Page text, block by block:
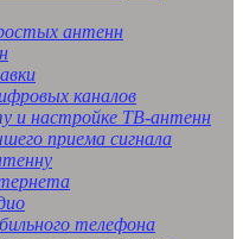
антенн
каналов
и настройке ТВ-антенн
приема сигнала
телефона